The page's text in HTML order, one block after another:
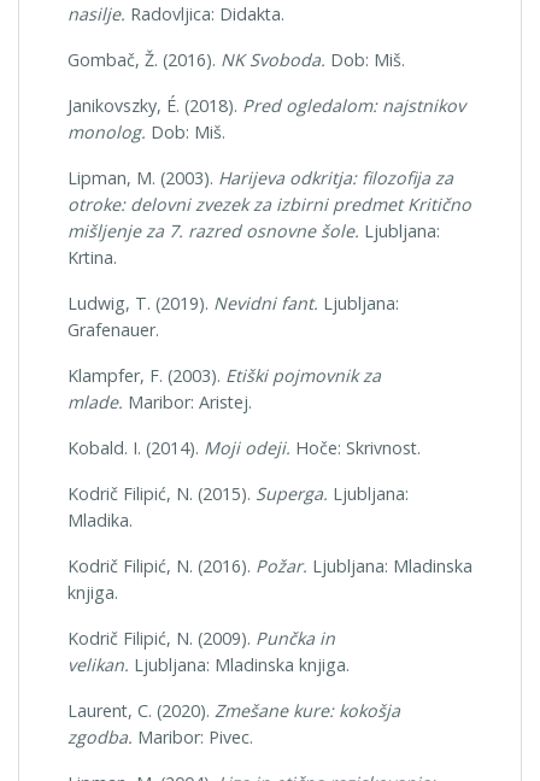
nasilje. Radovljica: Didakta.
Gombač, Ž. (2016). NK Svoboda. Dob: Miš.
Janikovszky, É. (2018). Pred ogledalom: najstnikov
monolog. Dob: Miš.
Lipman, M. (2003). Harijeva odkritja: filozofija za
otroke: delovni zvezek za izbirni predmet Kritično
mišljenje za 7. razred osnovne šole. Ljubljana:
Krtina.
Ludwig, T. (2019). Nevidni fant. Ljubljana:
Grafenauer.
Klampfer, F. (2003). Etiški pojmovnik za
mlade. Maribor: Aristej.
Kobald. I. (2014). Moji odeji. Hoče: Skrivnost.
Kodrič Filipić, N. (2015). Superga. Ljubljana:
Mladika.
Kodrič Filipić, N. (2016). Požar. Ljubljana: Mladinska
knjiga.
Kodrič Filipić, N. (2009). Punčka in
velikan. Ljubljana: Mladinska knjiga.
Laurent, C. (2020). Zmešane kure: kokošja
zgodba. Maribor: Pivec.